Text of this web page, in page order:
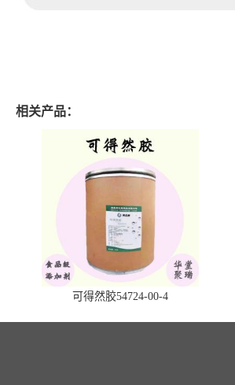
相关产品：
可得然胶54724-00-4